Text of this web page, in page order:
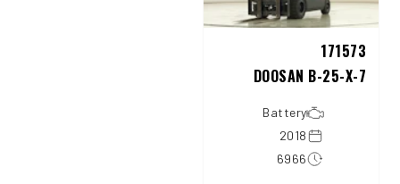
171573
DOOSAN B-25-X-7
Battery
2018
6966